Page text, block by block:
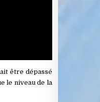
être dépassé
le niveau de la